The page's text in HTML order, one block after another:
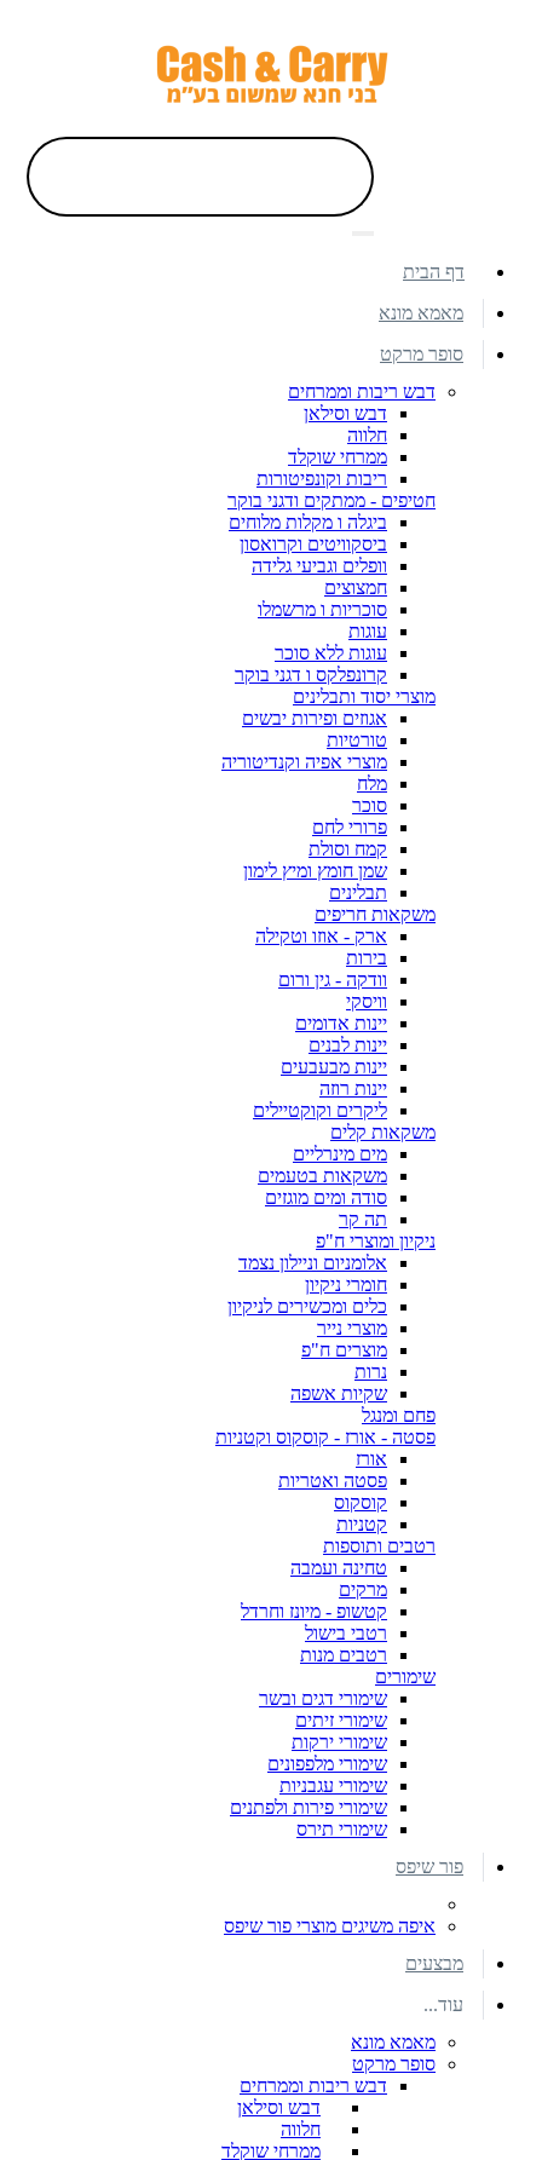
דף הבית
מאמא מונא
סופר מרקט
דבש ריבות וממרחים
דבש וסילאן
חלווה
ממרחי שוקלד
ריבות וקונפיטורות
חטיפים - ממתקים ודגני בוקר
ביגלה ו מקלות מלוחים
ביסקוויטים וקרואסון
וופלים וגביעי גלידה
חמצוצים
סוכריות ו מרשמלו
עוגות
עוגות ללא סוכר
קרונפלקס ו דגני בוקר
מוצרי יסוד ותבלינים
אגוזים ופירות יבשים
טורטיות
מוצרי אפיה וקנדיטוריה
מלח
סוכר
פרורי לחם
קמח וסולת
שמן חומץ ומיץ לימון
תבלינים
משקאות חריפים
ארק - אוזו וטקילה
בירות
וודקה - גין ורום
וויסקי
יינות אדומים
יינות לבנים
יינות מבעבעים
יינות רוזה
ליקרים וקוקטיילים
משקאות קלים
מים מינרליים
משקאות בטעמים
סודה ומים מוגזים
תה קר
ניקיון ומוצרי ח"פ
אלומניום וניילון נצמד
חומרי ניקיון
כלים ומכשירים לניקיון
מוצרי נייר
מוצרים ח"פ
נרות
שקיות אשפה
פחם ומנגל
פסטה - אורז - קוסקוס וקטניות
אורז
פסטה ואטריות
קוסקוס
קטניות
רטבים ותוספות
טחינה ועמבה
מרקים
קטשופ - מיונז וחרדל
רטבי בישול
רטבים מנות
שימורים
שימורי דגים ובשר
שימורי זיתים
שימורי ירקות
שימורי מלפפונים
שימורי עגבניות
שימורי פירות ולפתנים
שימורי תירס
פור שיפס
איפה משיגים מוצרי פור שיפס
מבצעים
עוד...
מאמא מונא
סופר מרקט
דבש ריבות וממרחים
דבש וסילאן
חלווה
ממרחי שוקלד